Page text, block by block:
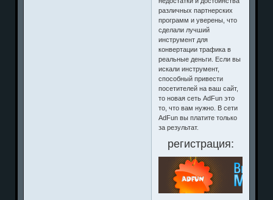
различных партнерских
программ и уверены, что
сделали лучший
инструмент для
конвертации трафика в
реальные деньги. Если вы
искали инструмент,
способный привести
посетителей на ваш сайт,
то новая сеть AdFun это
то, что вам нужно. В сети
AdFun вы платите только
за результат.
регистрация: